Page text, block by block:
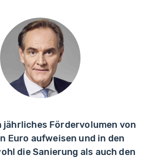
jährliches Fördervolumen von
Euro aufweisen und in den
die Sanierung als auch den